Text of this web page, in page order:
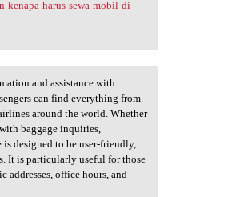
kenapa-harus-sewa-mobil-di-
and assistance with
can find everything from
around the world. Whether
baggage inquiries,
designed to be user-friendly,
It is particularly useful for those
addresses, office hours, and